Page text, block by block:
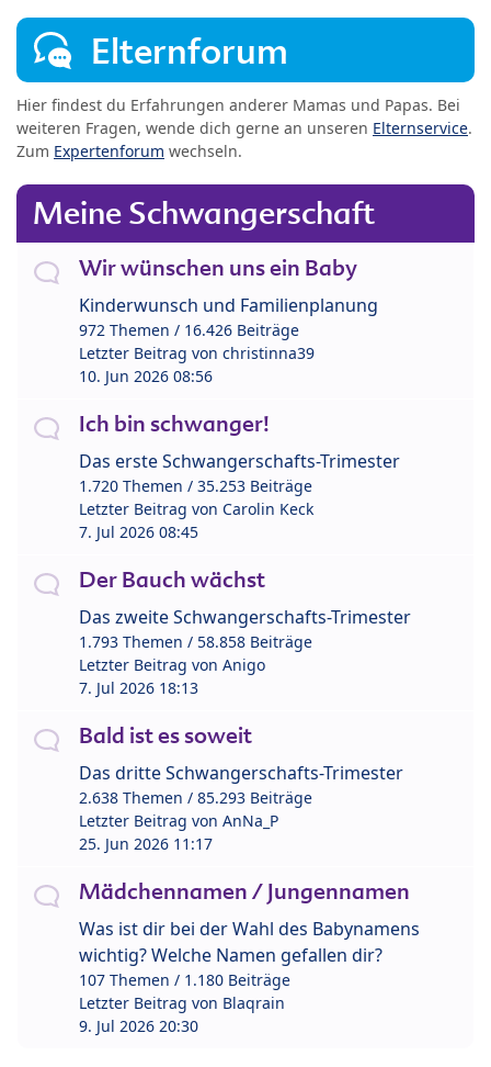
Elternforum
Hier findest du Erfahrungen anderer Mamas und Papas. Bei
weiteren Fragen, wende dich gerne an unseren Elternservice.
Zum Expertenforum wechseln.
Meine Schwangerschaft
Wir wünschen uns ein Baby
Kinderwunsch und Familienplanung
972 Themen / 16.426 Beiträge
Letzter Beitrag von christinna39
10. Jun 2026 08:56
Ich bin schwanger!
Das erste Schwangerschafts-Trimester
1.720 Themen / 35.253 Beiträge
Letzter Beitrag von Carolin Keck
7. Jul 2026 08:45
Der Bauch wächst
Das zweite Schwangerschafts-Trimester
1.793 Themen / 58.858 Beiträge
Letzter Beitrag von Anigo
7. Jul 2026 18:13
Bald ist es soweit
Das dritte Schwangerschafts-Trimester
2.638 Themen / 85.293 Beiträge
Letzter Beitrag von AnNa_P
25. Jun 2026 11:17
Mädchennamen / Jungennamen
Was ist dir bei der Wahl des Babynamens
wichtig? Welche Namen gefallen dir?
107 Themen / 1.180 Beiträge
Letzter Beitrag von Blaqrain
9. Jul 2026 20:30